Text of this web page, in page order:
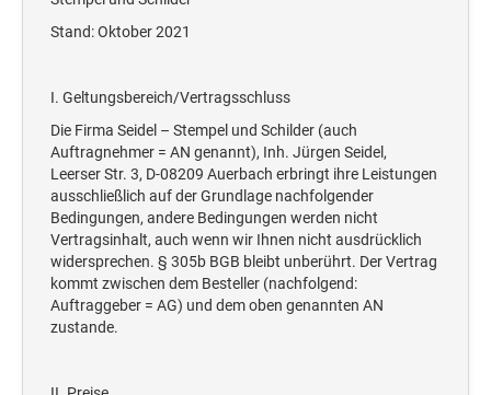
MULTICOLOR SWOP-PADS PRINTY LINE
MULTICOLOR SWOP-PADS PROFESSIONAL LINE
JUSTRITE TEXTSTEMPEL
CLASSIC LINE A-Z STEMPEL
CLASSIC LINE DATUMSTEMPEL MIT PLATTE
2910 (MIT ANTRIEBSRÄDERN)
CLASSIC LINE DATUMSTEMPEL MIT STEG
4912 Trodat Datenschutzstempel
TEXTILSTEMPEL
Trodat 7 Sachen Stempel
Deine Dinge Stempel
STEMPEL ZUM SELBER SETZEN
Typomatic Line - Printy Stempel zum Selbersetzen
Typomatic Line - Professional Stempel zum Selbersetzen
Ersatzteile für Typomatic-Stempel
Ersatzkissen Trodat Professional Line
Ersatzkissen JUSTRITE
Multicolor Kissen (Nachbestellung)
STEMPELFARBEN
STEMPELKISSEN
STEMPELTRÄGER
Stand: Oktober 2021
I. Geltungsbereich/Vertragsschluss
Die Firma Seidel – Stempel und Schilder (auch
Auftragnehmer = AN genannt), Inh. Jürgen Seidel,
Leerser Str. 3, D-08209 Auerbach erbringt ihre Leistungen
ausschließlich auf der Grundlage nachfolgender
Bedingungen, andere Bedingungen werden nicht
Vertragsinhalt, auch wenn wir Ihnen nicht ausdrücklich
widersprechen. § 305b BGB bleibt unberührt. Der Vertrag
kommt zwischen dem Besteller (nachfolgend:
Auftraggeber = AG) und dem oben genannten AN
zustande.